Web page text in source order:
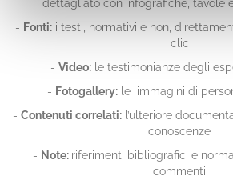
dettagliato con infografiche, tavole
- Fonti:i testi, normativi e non,
clic
- Video:le testimonianze degli
- Fotogallery: le immagini di
- Contenuti correlati: l’ulteriore
conoscenze
- Note: riferimenti bibliografici e
commenti